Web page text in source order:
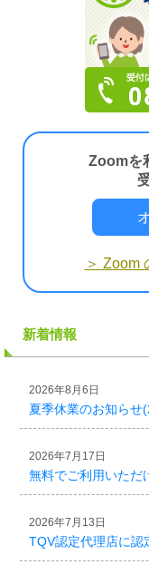
Zoomを
＞ Zoom
新着情報
2026年8月6日
夏季休業のお知らせ
2026年7月17日
無料でご利用いただ
2026年7月13日
TQV認定代理店に認